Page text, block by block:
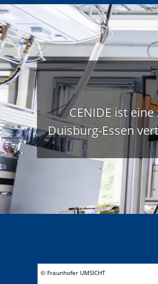
CENIDE ist
Duisburg-Essen
© Fraunhofer UMSICHT